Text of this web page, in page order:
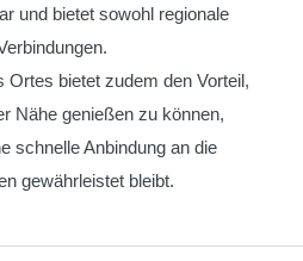
und bietet sowohl regionale
Ortes bietet zudem den Vorteil,
Nähe genießen zu können,
schnelle Anbindung an die
gewährleistet bleibt.